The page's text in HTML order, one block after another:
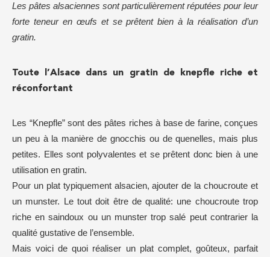
Les pâtes alsaciennes sont particulièrement réputées pour leur
forte teneur en œufs et se prêtent bien à la réalisation d’un
gratin.
Toute l’Alsace dans un gratin de knepfle riche et
réconfortant
Les “Knepfle” sont des pâtes riches à base de farine, conçues
un peu à la manière de gnocchis ou de quenelles, mais plus
petites. Elles sont polyvalentes et se prêtent donc bien à une
utilisation en gratin.
Pour un plat typiquement alsacien, ajouter de la choucroute et
un munster. Le tout doit être de qualité: une choucroute trop
riche en saindoux ou un munster trop salé peut contrarier la
qualité gustative de l’ensemble.
Mais voici de quoi réaliser un plat complet, goûteux, parfait